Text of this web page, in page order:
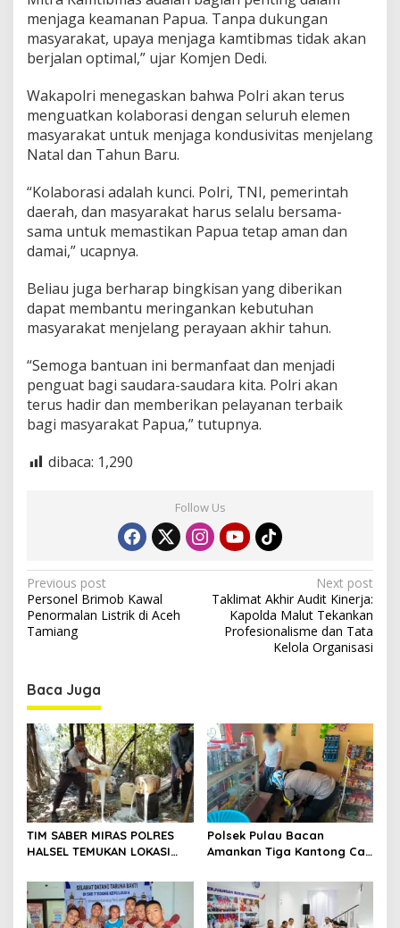
A
p
r
e
i
a
s
i
b
g
i
G
a
r
a
T
e
r
e
p
a
n
P
m
h
a
K
e
”
menjaga keamanan Papua. Tanpa dukungan
masyarakat, upaya menjaga kamtibmas tidak akan
berjalan optimal,” ujar Komjen Dedi.
Wakapolri menegaskan bahwa Polri akan terus
menguatkan kolaborasi dengan seluruh elemen
masyarakat untuk menjaga kondusivitas menjelang
Natal dan Tahun Baru.
“Kolaborasi adalah kunci. Polri, TNI, pemerintah
daerah, dan masyarakat harus selalu bersama-
sama untuk memastikan Papua tetap aman dan
damai,” ucapnya.
Beliau juga berharap bingkisan yang diberikan
dapat membantu meringankan kebutuhan
masyarakat menjelang perayaan akhir tahun.
“Semoga bantuan ini bermanfaat dan menjadi
penguat bagi saudara-saudara kita. Polri akan
terus hadir dan memberikan pelayanan terbaik
bagi masyarakat Papua,” tutupnya.
dibaca: 1,290
Follow Us
P
o
s
n
a
v
i
g
a
t
i
o
n
Previous post
Personel Brimob Kawal
Penormalan Listrik di Aceh
Tamiang
Next post
Taklimat Akhir Audit Kinerja:
Kapolda Malut Tekankan
Profesionalisme dan Tata
Kelola Organisasi
Baca Juga
TIM SABER MIRAS POLRES
HALSEL TEMUKAN LOKASI
DESA MARABOSE
Polsek Pulau Bacan
Amankan Tiga Kantong Cap
Desa Tomori